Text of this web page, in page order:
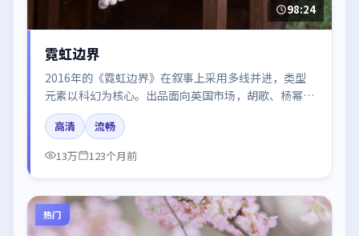
98:24
霓虹边界
2016年的《霓虹边界》在叙事上采用多线并进，类型
元素以科幻为核心。出品面向英国市场，胡歌、杨幂、
河正宇、王景春所饰角色推动关键反转，结尾留白引发
讨论。
高清
流畅
13万
123个月前
热门